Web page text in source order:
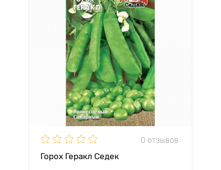
0 отзывов
Горох Геракл Седек